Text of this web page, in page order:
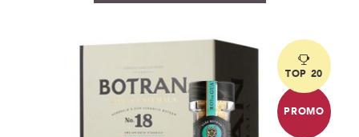
TOP 20
PROMO